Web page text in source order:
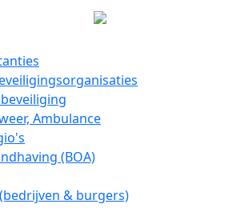
Ambulance
(BOA)
& burgers)